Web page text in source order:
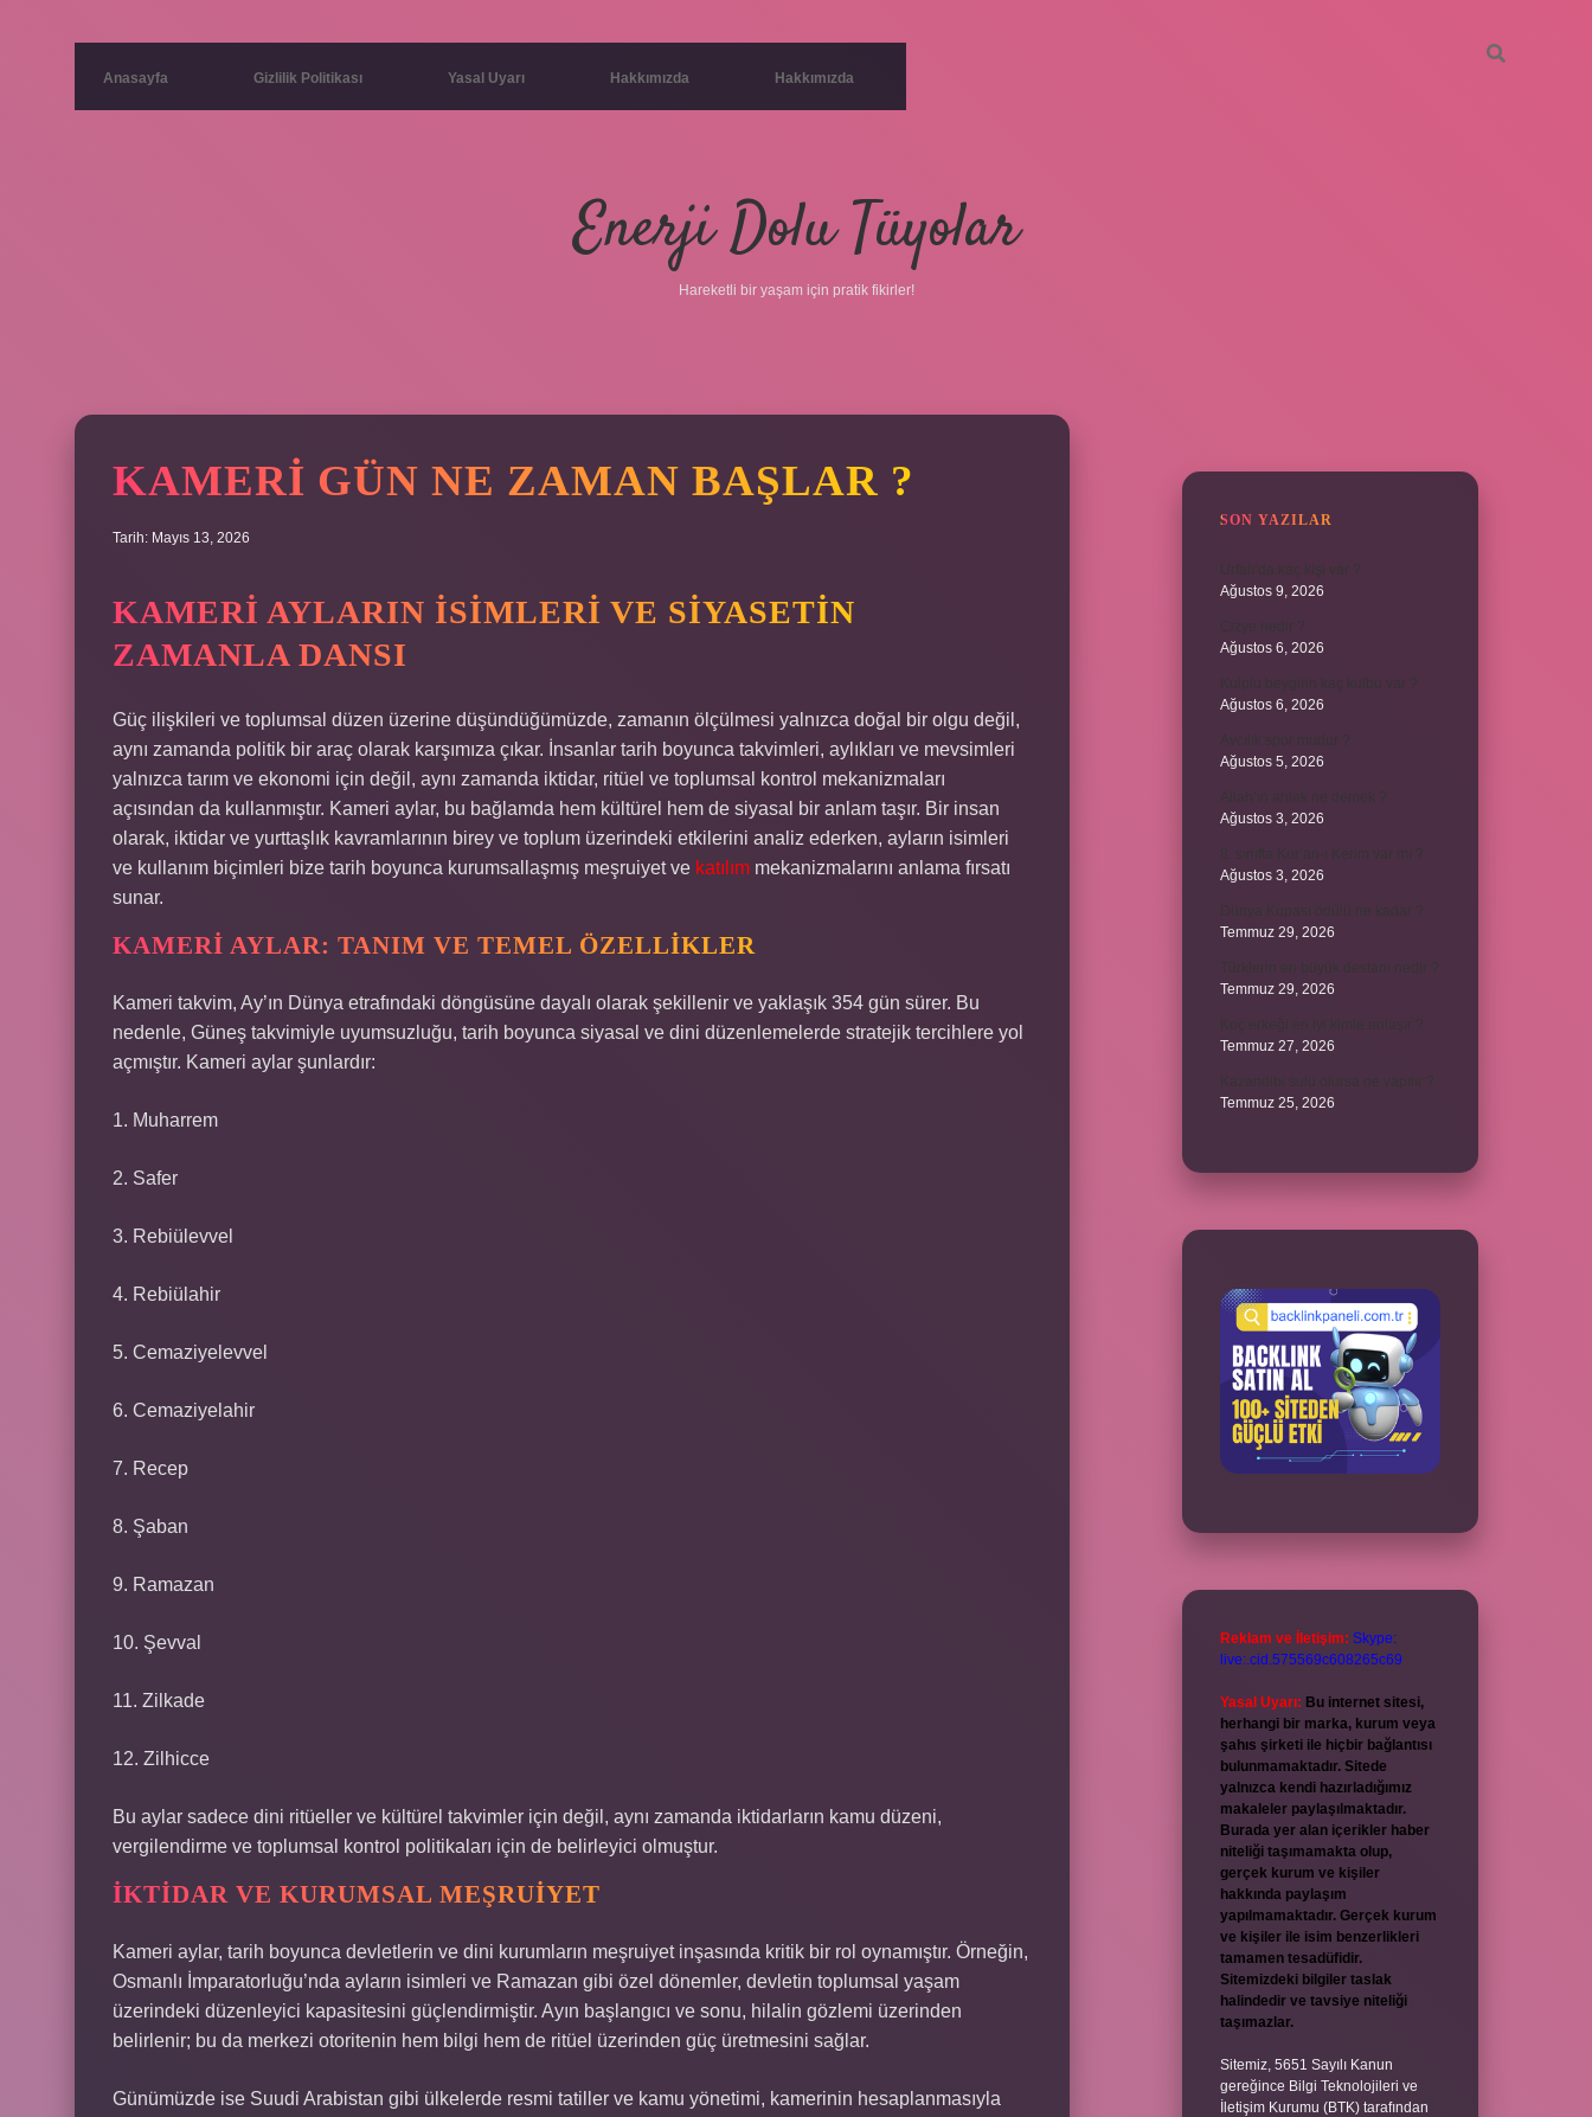
Anasayfa Gizlilik Politikası Yasal Uyarı Hakkımızda Hakkımızda
Enerji Dolu Tüyolar
Hareketli bir yaşam için pratik fikirler!
KAMERI GÜN NE ZAMAN BAŞLAR ?
Tarih: Mayıs 13, 2026
KAMERI AYLARIN İSIMLERI VE SIYASETIN
ZAMANLA DANSI
Güç ilişkileri ve toplumsal düzen üzerine düşündüğümüzde, zamanın ölçülmesi yalnızca doğal bir olgu değil,
aynı zamanda politik bir araç olarak karşımıza çıkar. İnsanlar tarih boyunca takvimleri, aylıkları ve mevsimleri
yalnızca tarım ve ekonomi için değil, aynı zamanda iktidar, ritüel ve toplumsal kontrol mekanizmaları
açısından da kullanmıştır. Kameri aylar, bu bağlamda hem kültürel hem de siyasal bir anlam taşır. Bir insan
olarak, iktidar ve yurttaşlık kavramlarının birey ve toplum üzerindeki etkilerini analiz ederken, ayların isimleri
ve kullanım biçimleri bize tarih boyunca kurumsallaşmış meşruiyet ve katılım mekanizmalarını anlama fırsatı
sunar.
KAMERI AYLAR: TANIM VE TEMEL ÖZELLIKLER
Kameri takvim, Ay’ın Dünya etrafındaki döngüsüne dayalı olarak şekillenir ve yaklaşık 354 gün sürer. Bu
nedenle, Güneş takvimiyle uyumsuzluğu, tarih boyunca siyasal ve dini düzenlemelerde stratejik tercihlere yol
açmıştır. Kameri aylar şunlardır:
1. Muharrem
2. Safer
3. Rebiülevvel
4. Rebiülahir
5. Cemaziyelevvel
6. Cemaziyelahir
7. Recep
8. Şaban
9. Ramazan
10. Şevval
11. Zilkade
12. Zilhicce
Bu aylar sadece dini ritüeller ve kültürel takvimler için değil, aynı zamanda iktidarların kamu düzeni,
vergilendirme ve toplumsal kontrol politikaları için de belirleyici olmuştur.
İKTIDAR VE KURUMSAL MEŞRUIYET
Kameri aylar, tarih boyunca devletlerin ve dini kurumların meşruiyet inşasında kritik bir rol oynamıştır. Örneğin,
Osmanlı İmparatorluğu’nda ayların isimleri ve Ramazan gibi özel dönemler, devletin toplumsal yaşam
üzerindeki düzenleyici kapasitesini güçlendirmiştir. Ayın başlangıcı ve sonu, hilalin gözlemi üzerinden
belirlenir; bu da merkezi otoritenin hem bilgi hem de ritüel üzerinden güç üretmesini sağlar.
Günümüzde ise Suudi Arabistan gibi ülkelerde resmi tatiller ve kamu yönetimi, kamerinin hesaplanmasıyla
SON YAZILAR
Urfalı’da kaç kişi var ?
Ağustos 9, 2026
Cizye nedir ?
Ağustos 6, 2026
Kulplu beygirin kaç kulbu var ?
Ağustos 6, 2026
Avcılık spor mudur ?
Ağustos 5, 2026
Ağustos 3, 2026
Ağustos 3, 2026
Dünya Kupası ödülü ne kadar ?
Temmuz 29, 2026
Türklerin en büyük destanı nedir ?
Temmuz 29, 2026
Temmuz 27, 2026
Kazandibi sulu olursa ne yapılır ?
Temmuz 25, 2026
Reklam ve İletişim: Skype:
live:.cid.575569c608265c69
Yasal Uyarı: Bu internet sitesi,
herhangi bir marka, kurum veya
şahıs şirketi ile hiçbir bağlantısı
bulunmamaktadır. Sitede
yalnızca kendi hazırladığımız
makaleler paylaşılmaktadır.
Burada yer alan içerikler haber
niteliği taşımamakta olup,
gerçek kurum ve kişiler
hakkında paylaşım
yapılmamaktadır. Gerçek kurum
ve kişiler ile isim benzerlikleri
tamamen tesadüfidir.
Sitemizdeki bilgiler taslak
halindedir ve tavsiye niteliği
taşımazlar.
Sitemiz, 5651 Sayılı Kanun
gereğince Bilgi Teknolojileri ve
İletişim Kurumu (BTK) tarafından